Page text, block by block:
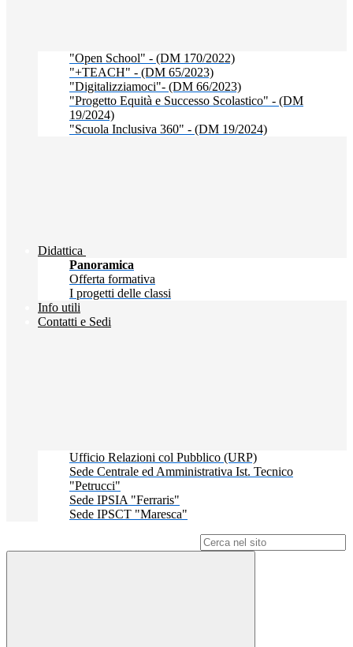
"Open School" - (DM 170/2022)
"+TEACH" - (DM 65/2023)
"Digitalizziamoci"- (DM 66/2023)
"Progetto Equità e Successo Scolastico" - (DM
19/2024)
"Scuola Inclusiva 360" - (DM 19/2024)
Didattica
Panoramica
Offerta formativa
I progetti delle classi
Info utili
Contatti e Sedi
Ufficio Relazioni col Pubblico (URP)
Sede Centrale ed Amministrativa Ist. Tecnico
"Petrucci"
Sede IPSIA "Ferraris"
Sede IPSCT "Maresca"